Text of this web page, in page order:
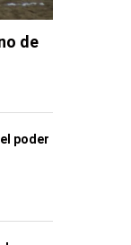
de
poder